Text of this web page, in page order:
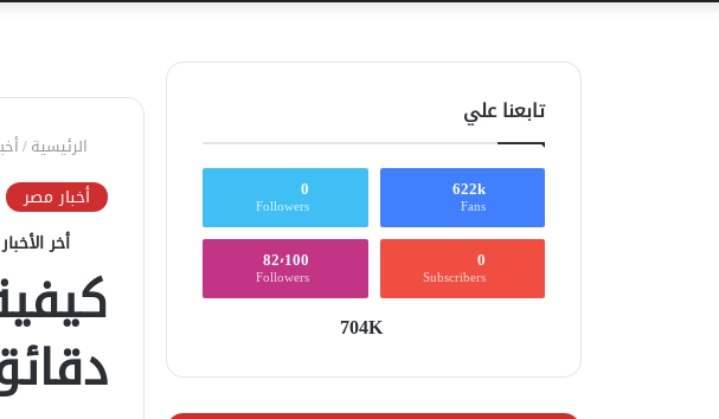
الرئيسية/
أخبار مصر
أخر الأخبار
تابعنا علي
622k
Fans
0
Followers
0
Subscribers
82٬100
Followers
704K